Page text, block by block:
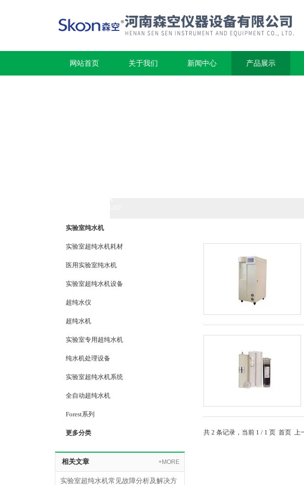
网站首页 关于我们 新闻中心 产品展示
实验室纯水机
实验室超纯水机耗材
医用实验室纯水机
实验室超纯水机设备
超纯水仪
超纯水机
实验室专用超纯水机
纯水机处理设备
实验室超纯水机系统
全自动超纯水机
Forest系列
更多分类
相关文章 +MORE
实验室超纯水机常见故障分析及解决方
共 2 条记录，当前 1 / 1 页 首页